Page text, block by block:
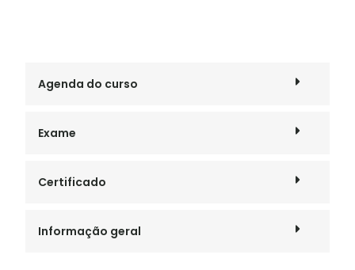
Agenda do curso
Exame
Certificado
Informação geral